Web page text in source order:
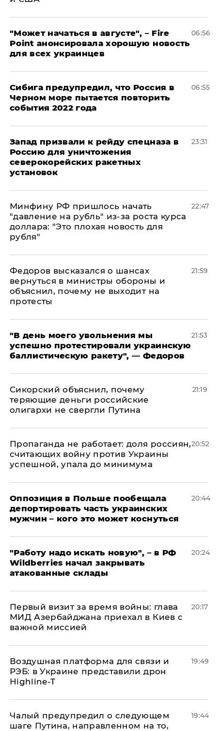
"Может начаться в августе", – Fire
Point анонсировала хорошую новость
для всех украинцев
06:56
Сибига предупредил, что Россия в
Черном море пытается повторить
события 2022 года
06:55
Запад призвали к рейду спецназа в
Россию для уничтожения
северокорейских ракетных
установок
23:31
Минфину РФ пришлось начать
"давление на рубль" из-за роста курса
доллара: "Это плохая новость для
рубля"
22:47
Федоров высказался о шансах
вернуться в министры обороны и
объяснил, почему не выходит на
протесты
21:59
​"В день моего увольнения мы
успешно протестировали украинскую
баллистическую ракету", — Федоров
21:53
Сикорский объяснил, почему
теряющие деньги российские
олигархи не свергли Путина
21:19
​Пропаганда не работает: доля россиян,
считающих войну против Украины
успешной, упала до минимума
20:52
Оппозиция в Польше пообещала
депортировать часть украинских
мужчин – кого это может коснуться
20:44
"Работу надо искать новую", – в РФ
Wildberries начал закрывать
атакованные склады
20:24
Первый визит за время войны: глава
МИД Азербайджана приехал в Киев с
важной миссией
20:17
Воздушная платформа для связи и
РЭБ: в Украине представили дрон
Highline-T
19:49
Чалый предупредил о следующем
шаге Путина, направленном на то,
19:44